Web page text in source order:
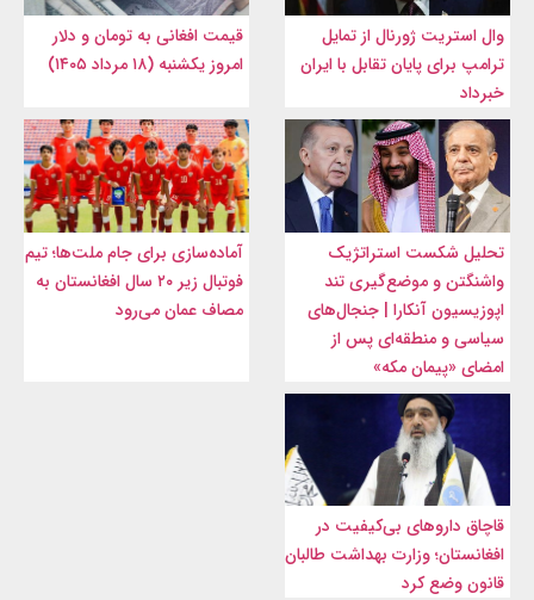
وال‌ استریت ژورنال از تمایل
ترامپ برای پایان تقابل با ایران
خبرداد
قیمت افغانی به تومان و دلار
امروز یکشنبه (۱۸ مرداد ۱۴۰۵)
تحلیل شکست استراتژیک
واشنگتن و موضع‌گیری تند
اپوزیسیون آنکارا | جنجال‌های
سیاسی و منطقه‌ای پس از
امضای «پیمان مکه»
آماده‌سازی برای جام ملت‌ها؛ تیم
فوتبال زیر ۲۰ سال افغانستان به
مصاف عمان می‌رود
قاچاق داروهای بی‌کیفیت در
افغانستان؛ وزارت بهداشت طالبان
قانون وضع کرد